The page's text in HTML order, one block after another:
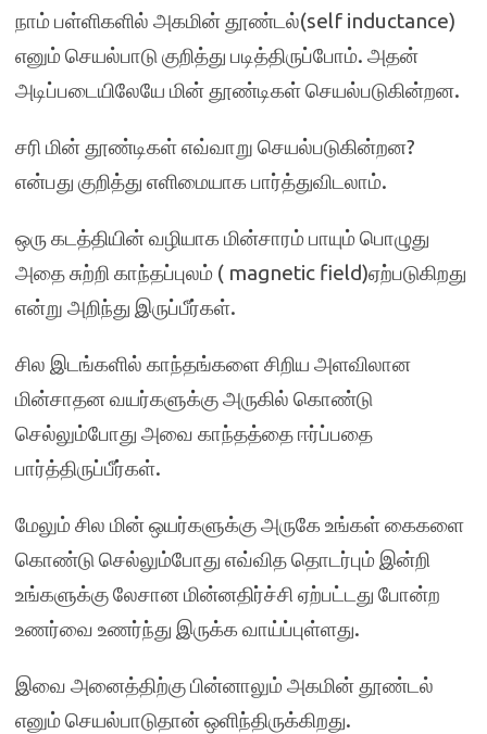
நாம் பள்ளிகளில் அகமின் தூண்டல்(self inductance)
எனும் செயல்பாடு குறித்து படித்திருப்போம். அதன்
அடிப்படையிலேயே மின் தூண்டிகள் செயல்படுகின்றன.
சரி மின் தூண்டிகள் எவ்வாறு செயல்படுகின்றன?
என்பது குறித்து எளிமையாக பார்த்துவிடலாம்.
ஒரு கடத்தியின் வழியாக மின்சாரம் பாயும் பொழுது
அதை சுற்றி காந்தப்புலம் ( magnetic field)ஏற்படுகிறது
என்று அறிந்து இருப்பீர்கள்.
சில இடங்களில் காந்தங்களை சிறிய அளவிலான
மின்சாதன வயர்களுக்கு அருகில் கொண்டு
செல்லும்போது அவை காந்தத்தை ஈர்ப்பதை
பார்த்திருப்பீர்கள்.
மேலும் சில மின் ஒயர்களுக்கு அருகே உங்கள் கைகளை
கொண்டு செல்லும்போது எவ்வித தொடர்பும் இன்றி
உங்களுக்கு லேசான மின்னதிர்ச்சி ஏற்பட்டது போன்ற
உணர்வை உணர்ந்து இருக்க வாய்ப்புள்ளது.
இவை அனைத்திற்கு பின்னாலும் அகமின் தூண்டல்
எனும் செயல்பாடுதான் ஒளிந்திருக்கிறது.